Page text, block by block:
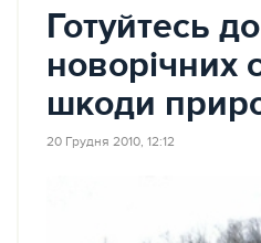
Готуйтесь до
новорічних
шкоди
20 Грудня 2010, 12:12